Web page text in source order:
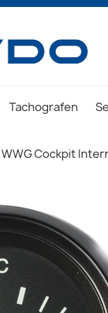
Tachografen
WWG Cockpit